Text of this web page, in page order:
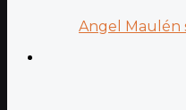
Angel Maulén